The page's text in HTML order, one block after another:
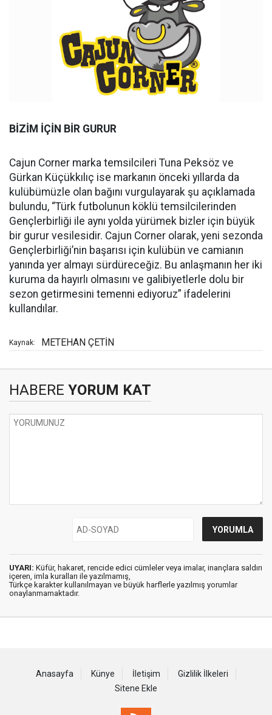
BİZİM İÇİN BİR GURUR
Cajun Corner marka temsilcileri Tuna Peksöz ve
Gürkan Küçükkılıç ise markanın önceki yıllarda da
kulübümüzle olan bağını vurgulayarak şu açıklamada
bulundu, “Türk futbolunun köklü temsilcilerinden
Gençlerbirliği ile aynı yolda yürümek bizler için büyük
bir gurur vesilesidir. Cajun Corner olarak, yeni sezonda
Gençlerbirliği’nin başarısı için kulübün ve camianın
yanında yer almayı sürdüreceğiz. Bu anlaşmanın her iki
kuruma da hayırlı olmasını ve galibiyetlerle dolu bir
sezon getirmesini temenni ediyoruz” ifadelerini
kullandılar.
Kaynak: METEHAN ÇETİN
HABERE YORUM KAT
UYARI: Küfür, hakaret, rencide edici cümleler veya imalar, inançlara saldırı
içeren, imla kuralları ile yazılmamış,
Türkçe karakter kullanılmayan ve büyük harflerle yazılmış yorumlar
onaylanmamaktadır.
Anasayfa Künye İletişim
Gizlilik İlkeleri
Sitene Ekle